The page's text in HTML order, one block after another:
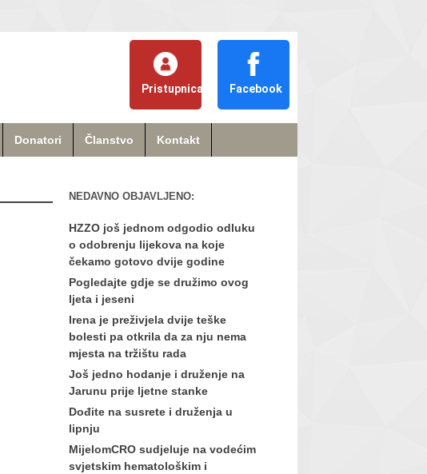
Pristupnica Facebook
Donatori Članstvo Kontakt
NEDAVNO OBJAVLJENO:
HZZO još jednom odgodio odluku
o odobrenju lijekova na koje
čekamo gotovo dvije godine
Pogledajte gdje se družimo ovog
ljeta i jeseni
Irena je preživjela dvije teške
bolesti pa otkrila da za nju nema
mjesta na tržištu rada
Još jedno hodanje i druženje na
Jarunu prije ljetne stanke
Dođite na susrete i druženja u
lipnju
MijelomCRO sudjeluje na vodećim
svjetskim hematološkim i